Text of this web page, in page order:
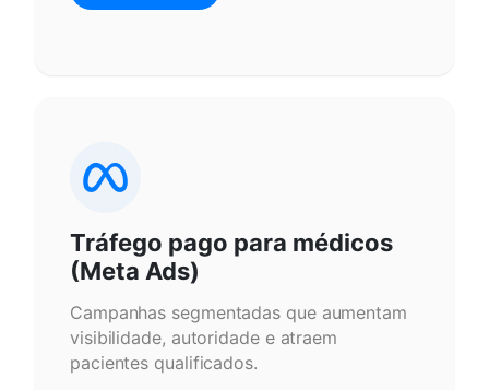
Tráfego pago para médicos
(Meta Ads)
Campanhas segmentadas que aumentam
visibilidade, autoridade e atraem
pacientes qualificados.